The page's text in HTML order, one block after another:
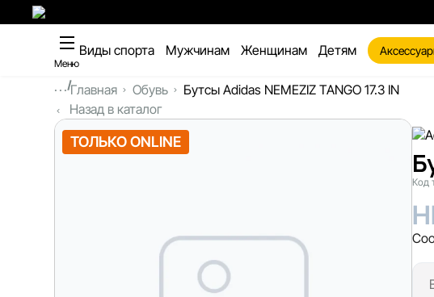
Меню
Виды спорта Мужчинам Женщинам Детям
...Главная Обувь
Бутсы Adidas NEMEZIZ TANGO 17.3 IN
Назад в каталог
ТОЛЬКО ONLINE
Код